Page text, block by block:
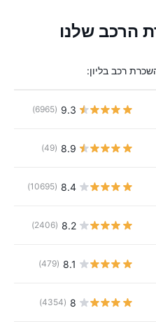
הרכב שלנו
רכב בליון:
9.3
(6965)
8.9
(49)
8.4
(10695)
8.2
(2406)
8.1
(479)
8
(4354)